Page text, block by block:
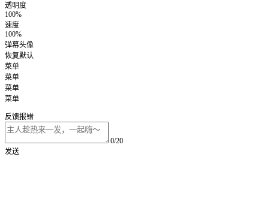
透明度
100%
速度
100%
弹幕头像
恢复默认
菜单
菜单
菜单
菜单
反馈报错
0/20
发送